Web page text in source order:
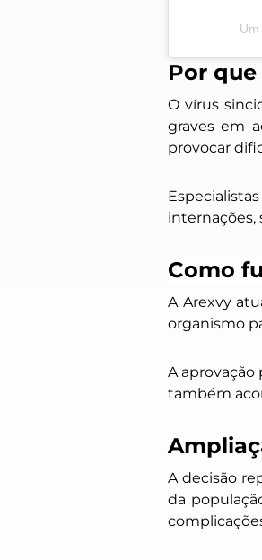
Por
O vírus
graves em
provocar
internações,
Como
A Arexvy
organismo
A aprovação
também
A decisão
da